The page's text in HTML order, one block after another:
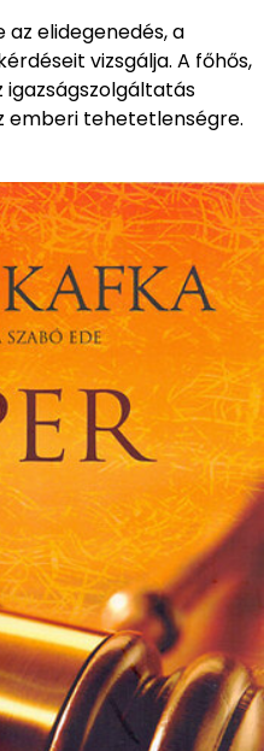
elidegenedés, a
vizsgálja. A főhős,
igazságszolgáltatás
emberi tehetetlenségre.